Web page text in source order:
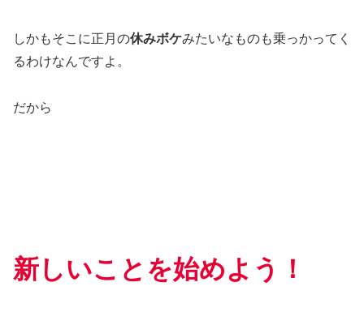
しかもそこに正月の休みボケみたいなものも乗っかってく
るわけなんですよ。
だから
新しいことを始めよう！